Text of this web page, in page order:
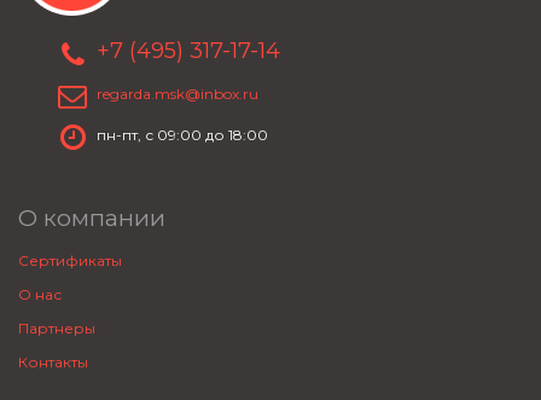
+7 (495) 317-17-14
regarda.msk@inbox.ru
пн-пт, с 09:00 до 18:00
О компании
Сертификаты
О нас
Партнеры
Контакты